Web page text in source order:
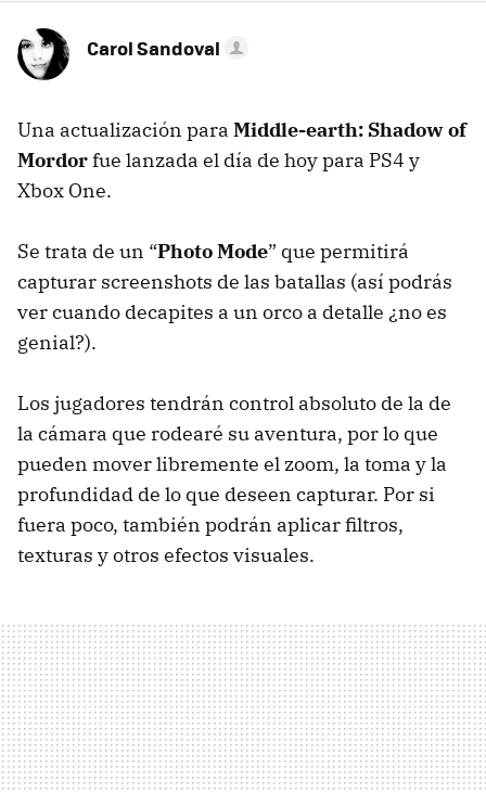
Carol Sandoval
Una actualización para Middle-earth: Shadow of
Mordorfue lanzada el día de hoy para PS4 y
Xbox One.
Se trata de un “Photo Mode” que permitirá
capturar screenshots de las batallas (así podrás
ver cuando decapites a un orco a detalle ¿no es
genial?).
Los jugadores tendrán control absoluto de la de
la cámara que rodearé su aventura, por lo que
pueden mover libremente el zoom, la toma y la
profundidad de lo que deseen capturar. Por si
fuera poco, también podrán aplicar filtros,
texturas y otros efectos visuales.